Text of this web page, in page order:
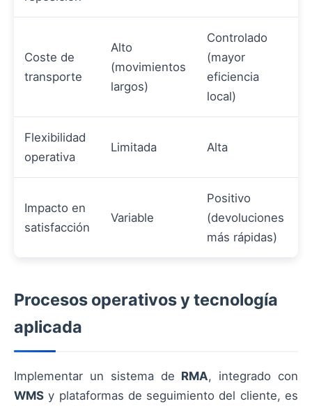
Coste de
transporte
Alto
(movimientos
largos)
Controlado
(mayor
eficiencia
local)
Flexibilidad
operativa
Limitada Alta
Impacto en
satisfacción
Variable
Positivo
(devoluciones
más rápidas)
Procesos operativos y tecnología
aplicada
Implementar un sistema de RMA, integrado con
WMS y plataformas de seguimiento del cliente, es